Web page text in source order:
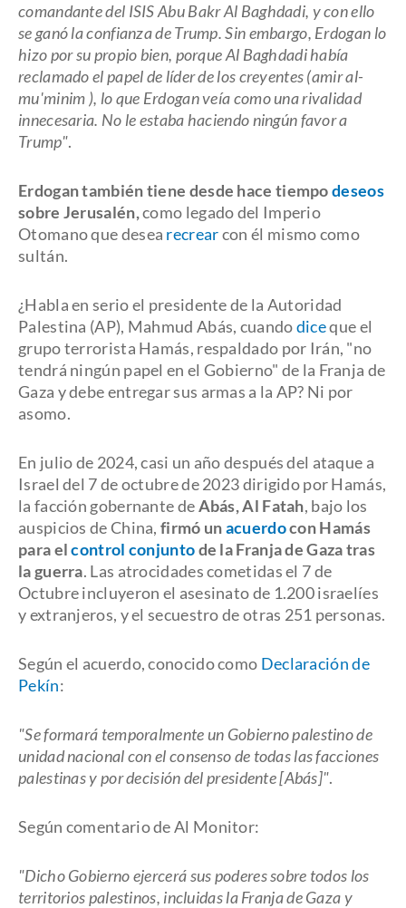
comandante del ISIS Abu Bakr Al Baghdadi, y con ello
se ganó la confianza de Trump. Sin embargo, Erdogan lo
hizo por su propio bien, porque Al Baghdadi había
reclamado el papel de líder de los creyentes (amir al-
mu'minim ), lo que Erdogan veía como una rivalidad
innecesaria. No le estaba haciendo ningún favor a
Trump".
Erdogan también tiene desde hace tiempodeseos
sobre Jerusalén,como legado del Imperio
Otomano que desea recrearcon él mismo como
sultán.
¿Habla en serio el presidente de la Autoridad
Palestina (AP), Mahmud Abás, cuandodiceque el
grupo terrorista Hamás, respaldado por Irán, "no
tendrá ningún papel en el Gobierno" de la Franja de
Gaza y debe entregar sus armas a la AP? Ni por
asomo.
En julio de 2024, casi un año después del ataque a
Israel del 7 de octubre de 2023 dirigido por Hamás,
la facción gobernante deAbás, Al Fatah, bajo los
auspicios de China,firmó unacuerdocon Hamás
para elcontrol conjuntode la Franja de Gaza tras
la guerra. Las atrocidades cometidas el 7 de
Octubre incluyeron el asesinato de 1.200 israelíes
y extranjeros, y el secuestro de otras 251 personas.
Según el acuerdo, conocido como Declaración de
Pekín:
"Se formará temporalmente un Gobierno palestino de
unidad nacional con el consenso de todas las facciones
palestinas y por decisión del presidente [Abás]".
Según comentario de Al Monitor:
"Dicho Gobierno ejercerá sus poderes sobre todos los
territorios palestinos, incluidas la Franja de Gaza y